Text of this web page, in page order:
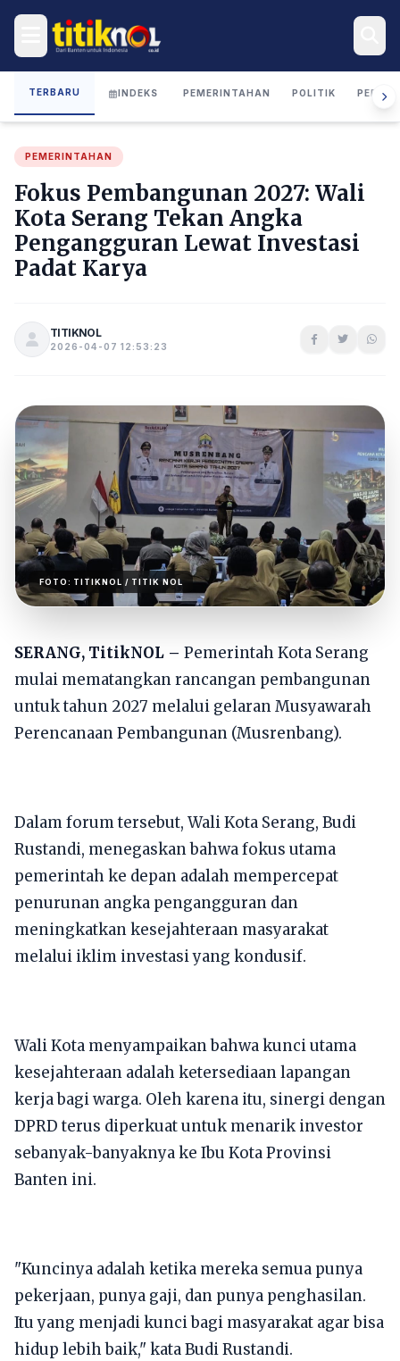
TERBARU INDEKS PEMERINTAHAN POLITIK
PEMERINTAHAN
Fokus Pembangunan 2027: Wali
Kota Serang Tekan Angka
Pengangguran Lewat Investasi
Padat Karya
TITIKNOL
2026-04-07 12:53:23
FOTO: TITIKNOL / TITIK NOL
SERANG, TitikNOL – Pemerintah Kota Serang
mulai mematangkan rancangan pembangunan
untuk tahun 2027 melalui gelaran Musyawarah
Perencanaan Pembangunan (Musrenbang).
Dalam forum tersebut, Wali Kota Serang, Budi
Rustandi, menegaskan bahwa fokus utama
pemerintah ke depan adalah mempercepat
penurunan angka pengangguran dan
meningkatkan kesejahteraan masyarakat
melalui iklim investasi yang kondusif.
​Wali Kota menyampaikan bahwa kunci utama
kesejahteraan adalah ketersediaan lapangan
kerja bagi warga. Oleh karena itu, sinergi dengan
DPRD terus diperkuat untuk menarik investor
sebanyak-banyaknya ke Ibu Kota Provinsi
Banten ini.
​"Kuncinya adalah ketika mereka semua punya
pekerjaan, punya gaji, dan punya penghasilan.
Itu yang menjadi kunci bagi masyarakat agar bisa
hidup lebih baik," kata Budi Rustandi.